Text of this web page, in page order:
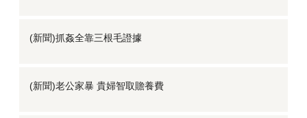
(新聞)抓姦全靠三根毛證據
(新聞)老公家暴 貴婦智取贍養費